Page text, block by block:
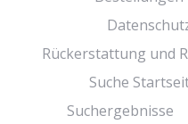
Rückerstattung und
Suche
Suchergebnisse